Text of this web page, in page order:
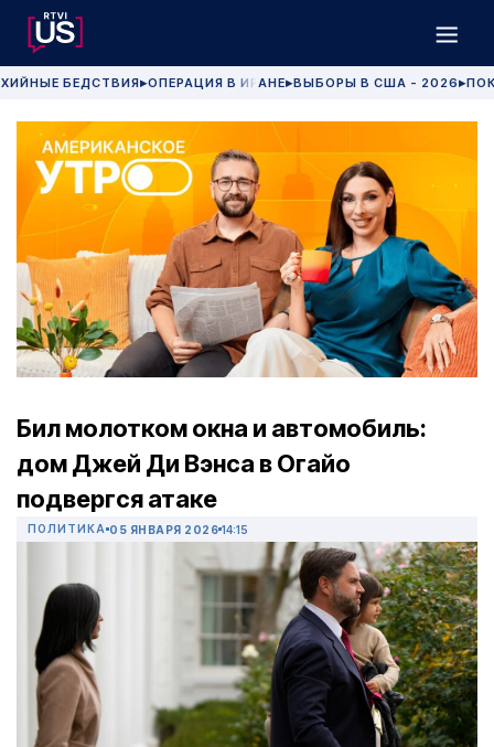
БЕДСТВИЯ▶ОПЕРАЦИЯ В ИРАНЕ▶ВЫБОРЫ В США - 2026 ▶
Бил молотком окна и автомобиль:
дом Джей Ди Вэнса в Огайо
подвергся атаке
ПОЛИТИКА 05 ЯНВАРЯ 2026 14:15